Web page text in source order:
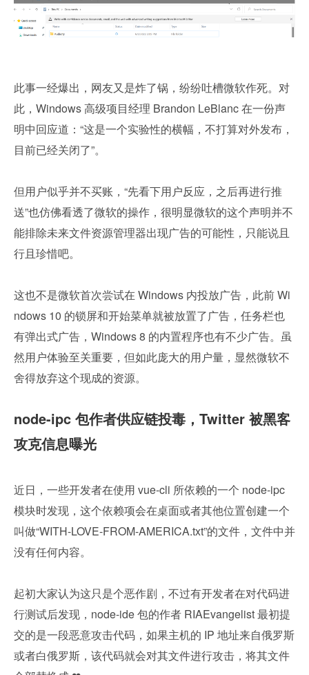
此事一经爆出，网友又是炸了锅，纷纷吐槽微软作死。对
此，Windows 高级项目经理 Brandon LeBlanc 在一份声
明中回应道：“这是一个实验性的横幅，不打算对外发布，
目前已经关闭了”。
但用户似乎并不买账，“先看下用户反应，之后再进行推
送”也仿佛看透了微软的操作，很明显微软的这个声明并不
能排除未来文件资源管理器出现广告的可能性，只能说且
行且珍惜吧。
这也不是微软首次尝试在 Windows 内投放广告，此前 Wi
ndows 10 的锁屏和开始菜单就被放置了广告，任务栏也
有弹出式广告，Windows 8 的内置程序也有不少广告。虽
然用户体验至关重要，但如此庞大的用户量，显然微软不
舍得放弃这个现成的资源。
node-ipc 包作者供应链投毒，Twitter 被黑客
攻克信息曝光
近日，一些开发者在使用 vue-cli 所依赖的一个 node-ipc
模块时发现，这个依赖项会在桌面或者其他位置创建一个
叫做“WITH-LOVE-FROM-AMERICA.txt”的文件，文件中并
没有任何内容。
起初大家认为这只是个恶作剧，不过有开发者在对代码进
行测试后发现，node-ide 包的作者 RIAEvangelist 最初提
交的是一段恶意攻击代码，如果主机的 IP 地址来自俄罗斯
或者白俄罗斯，该代码就会对其文件进行攻击，将其文件